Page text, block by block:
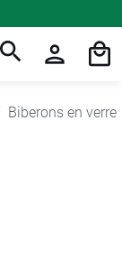
Biberons en verre